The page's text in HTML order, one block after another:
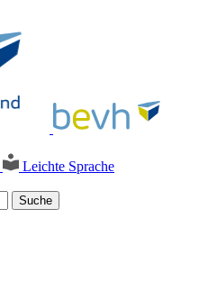
Leichte Sprache
Suche